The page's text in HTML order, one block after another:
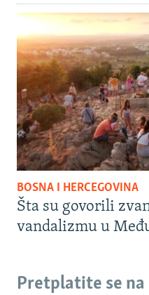
BOSNA I HERCEGOVINA
Šta su govorili
vandalizmu u
Pretplatite se